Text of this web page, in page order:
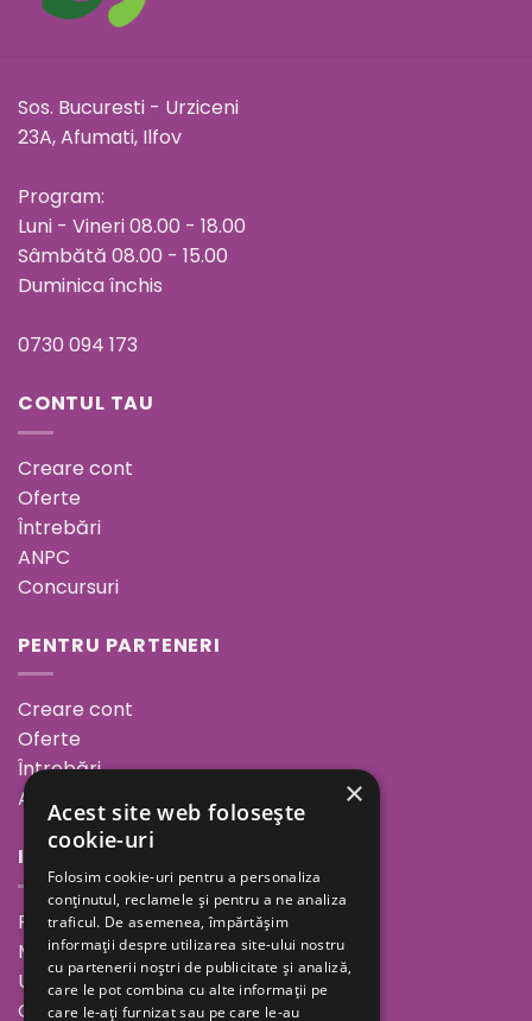
Sos. Bucuresti - Urziceni
23A, Afumati, Ilfov
Program:
Luni - Vineri 08.00 - 18.00
Sâmbătă 08.00 - 15.00
Duminica închis
0730 094 173
CONTUL TAU
Creare cont
Oferte
Întrebări
ANPC
Concursuri
PENTRU PARTENERI
Creare cont
Oferte
Întrebări
ANPC
INFORMAȚII
Povestea noastră
Minutul de inspirație
Unde ne găsești
Cariere
×
Acest site web folosește
cookie-uri
Folosim cookie-uri pentru a personaliza
conținutul, reclamele și pentru a ne analiza
traficul. De asemenea, împărtășim
informații despre utilizarea site-ului nostru
cu partenerii noștri de publicitate și analiză,
care le pot combina cu alte informații pe
care le-ați furnizat sau pe care le-au